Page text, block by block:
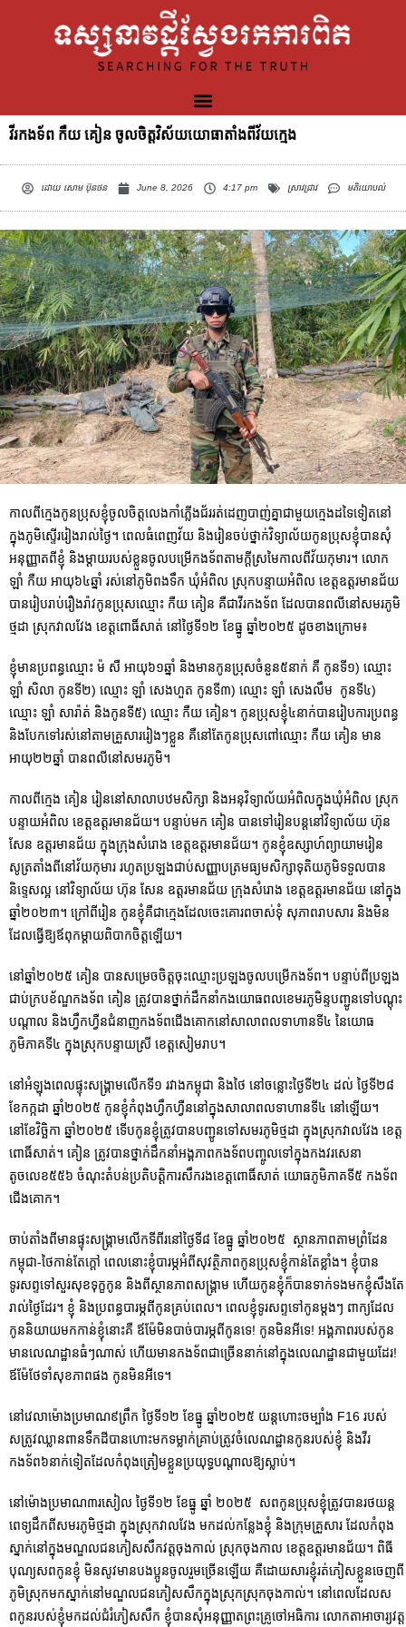
វីរកងទ័ព កឺយ គៀន ចូលចិត្តវិស័យយោធាតាំងពីវ័យក្មេង
ដោយសោម ប៊ុនថន June 8, 2026 4:17 pm ស្រាវជ្រាវ មតិយោបល់
កាលពីក្មេងកូនប្រុសខ្ញុំចូលចិត្តលេងកាំភ្លើងជ័ររត់ដេញបាញ់គ្នាជាមួយក្មេងដទៃទៀតនៅ
ក្នុងភូមិស្ទើររៀងរាល់ថ្ងៃ។ ពេលធំពេញវ័យ និងរៀនចប់ថ្នាក់វិទ្យាល័យកូនប្រុសខ្ញុំបានសុំ
អនុញ្ញាតពីខ្ញុំ និងម្តាយរបស់ខ្លួនចូលបម្រើកងទ័ពតាមក្តីស្រមៃកាលពីវ័យកុមារ។ លោក
ឡាំ កឺយ អាយុ៦៤ឆ្នាំ រស់នៅភូមិពងទឹក ឃុំអំពិល ស្រុកបន្ទាយអំពិល ខេត្តឧត្តរមានជ័យ
បានរៀបរាប់រឿងរ៉ាវកូនប្រុសឈ្មោះ កឺយ គៀន គឺជាវីរកងទ័ព ដែលបានពលីនៅសមរភូមិ
ថ្មដា ស្រុកវាលវែង ខេត្តពោធិ៍សាត់ នៅថ្ងៃទី១២ ខែធ្នូ ឆ្នាំ២០២៥ ដូចខាងក្រោម៖
ខ្ញុំមានប្រពន្ធឈ្មោះ ម៉ សឺ អាយុ៦១ឆ្នាំ​ និងមានកូនប្រុសចំនួន៥នាក់ គឺ កូនទី១) ឈ្មោះ
ឡាំ សិលា កូនទី២) ឈ្មោះ ឡាំ សេងហួត កូនទី៣) ឈ្មោះ ឡាំ សេងលឹម កូនទី៤)
ឈ្មោះ ឡាំ សារ៉ាត់ និងកូនទី៥) ឈ្មោះ កឺយ គៀន។ កូនប្រុសខ្ញុំ៤នាក់បានរៀបការប្រពន្ធ
និងបែកទៅរស់នៅតាមគ្រួសាររៀងៗខ្លួន គឺនៅតែកូនប្រុសពៅឈ្មោះ កឺយ គៀន មាន
អាយុ២២ឆ្នាំ បានពលីនៅសមរភូមិ។
កាលពីក្មេង គៀន រៀននៅសាលាបឋមសិក្សា និងអនុវិទ្យាល័យអំពិលក្នុងឃុំអំពិល ស្រុក
បន្ទាយអំពិល ខេត្តឧត្តរមានជ័យ។ បន្ទាប់មក គៀន បានទៅរៀនបន្តនៅវិទ្យាល័យ ហ៊ុន
សែន ឧត្តរមានជ័យ ក្នុងក្រុងសំរោង ខេត្តឧត្តរមានជ័យ។ កូនខ្ញុំឧស្សាហ៍ព្យាយាមរៀន
សូត្រតាំងពីនៅវ័យកុមារ រហូតប្រឡងជាប់សញ្ញាបត្រមធ្យមសិក្សាទុតិយភូមិទទួលបាន
និទ្ទេសល្អ នៅវិទ្យាល័យ ហ៊ុន សែន ឧត្តរមានជ័យ ក្រុងសំរោង ខេត្តឧត្តរមានជ័យ នៅក្នុង
ឆ្នាំ២០២៣។ ក្រៅពីរៀន កូនខ្ញុំគឺជាក្មេងដែលចេះគោរពចាស់ទុំ សុភាពរាបសារ និងមិន
ដែលធ្វើឱ្យឪពុកម្ដាយពិបាកចិត្តឡើយ។
នៅឆ្នាំ២០២៥ គៀន បានសម្រេចចិត្តចុះឈ្មោះប្រឡងចូលបម្រើកងទ័ព។ បន្ទាប់ពីប្រឡង
ជាប់ក្របខ័ណ្ឌកងទ័ព គៀន ត្រូវបានថ្នាក់ដឹកនាំកងយោធពលខេមរភូមិន្ទបញ្ជូនទៅបណ្តុះ
បណ្តាល និងហ្វឹក​ហ្វឺនជំនាញកងទ័ពជើងគោកនៅសាលាពលទាហានទី៤ នៃយោធ
ភូមិភាគទី៤ ក្នុងស្រុកបន្ទាយស្រី ខេត្តសៀមរាប។
នៅអំឡុងពេលផ្ទុះសង្រ្គាមលើកទី១ រវាងកម្ពុជា និងថៃ នៅចន្លោះថ្ងៃទី២៤ ដល់ ថ្ងៃទី២៨
ខែកក្កដា ឆ្នាំ២០២៥​ កូនខ្ញុំកំពុងហ្វឹកហ្វឺននៅក្នុងសាលាពលទាហានទី៤ នៅឡើយ។
នៅខែវិច្ឆិកា ឆ្នាំ២០២៥ ទើបកូនខ្ញុំត្រូវបានបញ្ជូនទៅសមរភូមិថ្មដា ក្នុងស្រុកវាលវែង ខេត្ត
ពោធិ៍សាត់។​ គៀន ត្រូវបានថ្នាក់ដឹកនាំអង្គភាពកងទ័ពបញ្ចូលទៅក្នុងកងវរសេនា
តូចលេខ៥៥៦ ចំណុះតំបន់ប្រតិបត្តិការសឹករងខេត្តពោធិ៍សាត់ យោធភូមិភាគទី៥ កងទ័ព
ជើងគោក។
ចាប់តាំងពីមានផ្ទុះសង្រ្គាមលើកទីពីរនៅថ្ងៃទី៨ ខែធ្នូ ឆ្នាំ២០២៥ ស្ថានភាពតាមព្រំដែន
កម្ពុជា-ថៃកាន់តែក្ដៅ ពេលនោះខ្ញុំបារម្ភអំពីសុវត្ថិភាពកូនប្រុសខ្ញុំកាន់តែខ្លាំង។ ខ្ញុំបាន
ទូរសព្ទទៅសួរសុខទុក្ខកូន និងពីស្ថានភាពសង្រ្គាម​ ហើយកូនខ្ញុំក៏បានទាក់ទងមកខ្ញុំសឹងតែ
រាល់ថ្ងៃដែរ។ ខ្ញុំ និងប្រពន្ធបារម្ភពីកូនគ្រប់ពេល។ ពេលខ្ញុំទូរសព្ទទៅកូនម្តងៗ ពាក្យដែល
កូននិយាយមកកាន់ខ្ញុំនោះគឺ ឪម៉ែមិនបាច់បារម្ភពីកូនទេ! កូនមិនអីទេ!​ អង្គភាពរបស់កូន
មានលេណដ្ឋានធំៗណាស់ ហើយមានកងទ័ពជាច្រើននាក់នៅក្នុងលេណដ្ឋានជាមួយដែរ!
ឪម៉ែថែទាំសុខភាពផង កូនមិនអីទេ។
នៅវេលាម៉ោងប្រមាណ៩ព្រឹក ថ្ងៃ​ទី១២ ខែធ្នូ ឆ្នាំ២០២៥ យន្ដហោះចម្បាំង F16 របស់
សត្រូវឈ្លានពានទឹកដីបានហោះមកទម្លាក់គ្រាប់ត្រូវចំលេណដ្ឋានកូនរបស់ខ្ញុំ និងវីរ
កងទ័ព៦នាក់ទៀត​ដែលកំពុង​ត្រៀមខ្លួនប្រយុទ្ធបណ្តាលឱ្យស្លាប់។
នៅម៉ោងប្រមាណ៣រសៀល ថ្ងៃទី១២ ខែធ្នូ ឆ្នាំ ២០២៥ សពកូនប្រុសខ្ញុំ​ត្រូវបានរថយន្ត
ពេទ្យដឹកពីសមរភូមិថ្មដា ក្នុងស្រុកវាលវែង មកដល់កន្លែងខ្ញុំ និងក្រុមគ្រួសារ ដែលកំពុង
ស្នាក់នៅក្នុងមណ្ឌលជនភៀសសឹកវត្តចុងកាល់ ស្រុក​ចុងកាល ខេត្តឧត្តរមានជ័យ។​ ពិធី
បុណ្យសពកូនខ្ញុំ មិនសូវមានបងប្អូនចូលរួមច្រើនឡើយ គឺដោយសារខ្ញុំរត់ភៀសខ្លួនចេញពី
ភូមិស្រុកមកស្នាក់នៅមណ្ឌលជនភៀសសឹកក្នុងស្រុកស្រុកចុងកាល់។ នៅពេលដែលស
ពកូនរបស់ខ្ញុំមកដល់ជំរំភៀសសឹក ខ្ញុំបានសុំអនុញ្ញាតព្រះគ្រូចៅអធិការ លោកតាអាចារ្យវត្ត